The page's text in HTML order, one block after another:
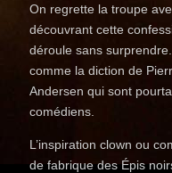
On regrette la troupe
découvrant cette
déroule sans
comme la diction de
Andersen qui sont
comédiens.
L’inspiration clown ou
de fabrique des Épis